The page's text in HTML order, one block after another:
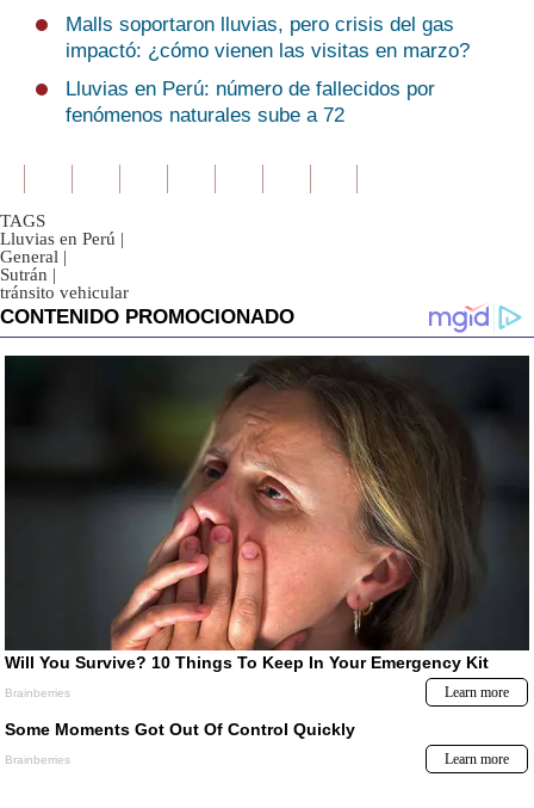
Malls soportaron lluvias, pero crisis del gas
impactó: ¿cómo vienen las visitas en marzo?
Lluvias en Perú: número de fallecidos por
fenómenos naturales sube a 72
TAGS
Lluvias en Perú |
General |
Sutrán |
tránsito vehicular